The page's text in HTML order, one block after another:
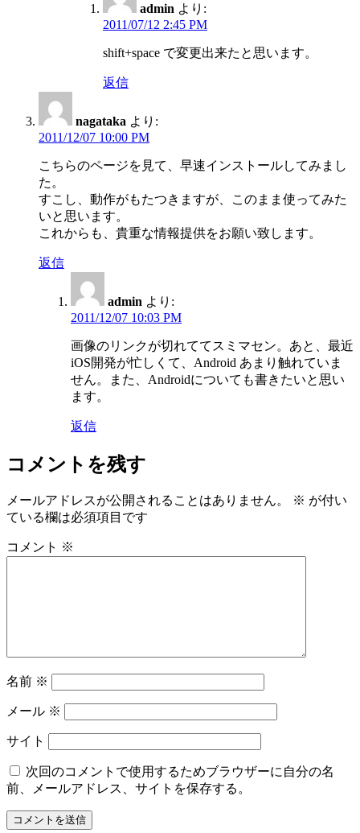
admin より:
2011/07/12 2:45 PM
shift+space で変更出来たと思います。
返信
nagataka より:
2011/12/07 10:00 PM
こちらのページを見て、早速インストールしてみまし
た。
すこし、動作がもたつきますが、このまま使ってみた
いと思います。
これからも、貴重な情報提供をお願い致します。
返信
admin より:
2011/12/07 10:03 PM
画像のリンクが切れててスミマセン。あと、最近
iOS開発が忙しくて、Android あまり触れていま
せん。また、Androidについても書きたいと思い
ます。
返信
コメントを残す
メールアドレスが公開されることはありません。 ※ が付い
ている欄は必須項目です
コメント ※
名前 ※
メール ※
サイト
次回のコメントで使用するためブラウザーに自分の名
前、メールアドレス、サイトを保存する。